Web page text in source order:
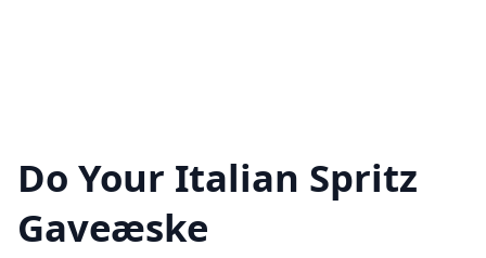
Do Your Italian Spritz
Gaveæske